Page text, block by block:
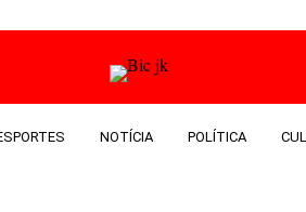
NOTÍCIA POLÍTICA